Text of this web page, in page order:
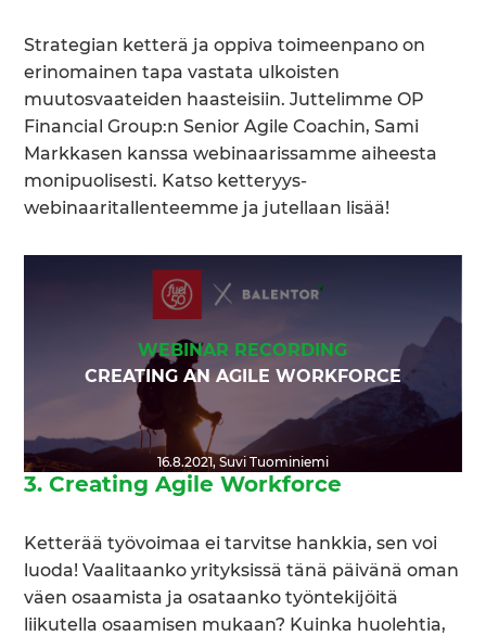
Strategian ketterä ja oppiva toimeenpano on
erinomainen tapa vastata ulkoisten
muutosvaateiden haasteisiin. Juttelimme OP
Financial Group:n Senior Agile Coachin, Sami
Markkasen kanssa webinaarissamme aiheesta
monipuolisesti. Katso ketteryys-
webinaaritallenteemme ja jutellaan lisää!
WEBINAR RECORDING
CREATING AN AGILE WORKFORCE
16.8.2021, Suvi Tuominiemi
3. Creating Agile Workforce
Ketterää työvoimaa ei tarvitse hankkia, sen voi
luoda! Vaalitaanko yrityksissä tänä päivänä oman
väen osaamista ja osataanko työntekijöitä
liikutella osaamisen mukaan? Kuinka huolehtia,